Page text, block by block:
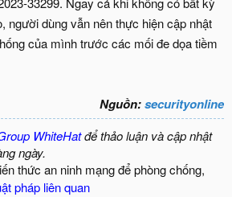
người dùng vẫn nên thực hiện cập nhật
của mình trước các mối đe dọa tiềm
Nguồn:securityonline
WhiteHatđể thảo luận và cập nhật
ngày.
thức an ninh mạng để phòng chống,
pháp liên quan